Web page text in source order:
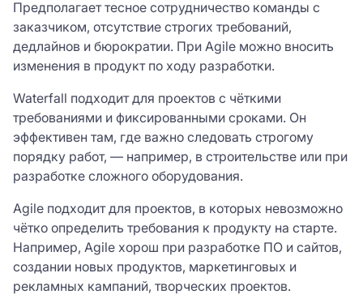
Предполагает тесное сотрудничество команды с
заказчиком, отсутствие строгих требований,
дедлайнов и бюрократии. При Agile можно вносить
изменения в продукт по ходу разработки.
Waterfall подходит для проектов с чёткими
требованиями и фиксированными сроками. Он
эффективен там, где важно следовать строгому
порядку работ, — например, в строительстве или при
разработке сложного оборудования.
Agile подходит для проектов, в которых невозможно
чётко определить требования к продукту на старте.
Например, Agile хорош при разработке ПО и сайтов,
создании новых продуктов, маркетинговых и
рекламных кампаний, творческих проектов.